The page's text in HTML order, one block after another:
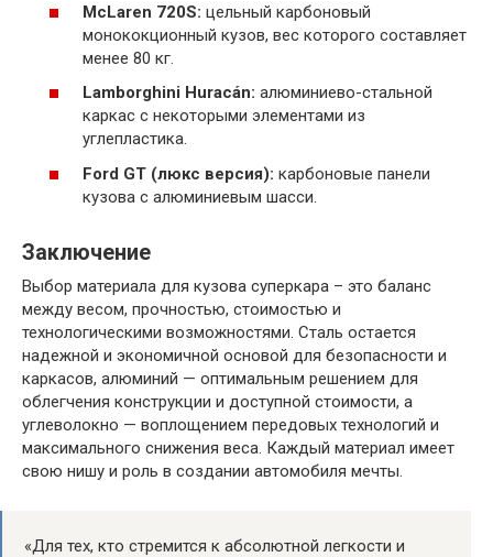
McLaren 720S: цельный карбоновый
монококционный кузов, вес которого составляет
менее 80 кг.
Lamborghini Huracán: алюминиево-стальной
каркас с некоторыми элементами из
углепластика.
Ford GT (люкс версия): карбоновые панели
кузова с алюминиевым шасси.
Заключение
Выбор материала для кузова суперкара – это баланс
между весом, прочностью, стоимостью и
технологическими возможностями. Сталь остается
надежной и экономичной основой для безопасности и
каркасов, алюминий — оптимальным решением для
облегчения конструкции и доступной стоимости, а
углеволокно — воплощением передовых технологий и
максимального снижения веса. Каждый материал имеет
свою нишу и роль в создании автомобиля мечты.
«Для тех, кто стремится к абсолютной легкости и